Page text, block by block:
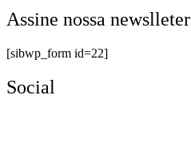
Assine nossa newslleter
[sibwp_form id=22]
Social